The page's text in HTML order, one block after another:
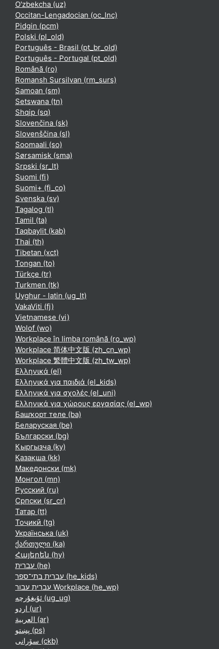
O'zbekcha ‎(uz)‎
Occitan-Lengadocian ‎(oc_lnc)‎
Pidgin ‎(pcm)‎
Polski ‎(pl_old)‎
Português - Brasil ‎(pt_br_old)‎
Português - Portugal ‎(pt_old)‎
Română ‎(ro)‎
Romansh Sursilvan ‎(rm_surs)‎
Samoan ‎(sm)‎
Setswana ‎(tn)‎
Shqip ‎(sq)‎
Slovenčina ‎(sk)‎
Slovenščina ‎(sl)‎
Soomaali ‎(so)‎
Sørsamisk ‎(sma)‎
Srpski ‎(sr_lt)‎
Suomi ‎(fi)‎
Suomi+ ‎(fi_co)‎
Svenska ‎(sv)‎
Tagalog ‎(tl)‎
Tamil ‎(ta)‎
Taqbaylit ‎(kab)‎
Thai ‎(th)‎
Tibetan ‎(xct)‎
Tongan ‎(to)‎
Türkçe ‎(tr)‎
Turkmen ‎(tk)‎
Uyghur - latin ‎(ug_lt)‎
VakaViti ‎(fj)‎
Vietnamese ‎(vi)‎
Wolof ‎(wo)‎
Workplace în limba română ‎(ro_wp)‎
Workplace 简体中文版 ‎(zh_cn_wp)‎
Workplace 繁體中文版 ‎(zh_tw_wp)‎
Ελληνικά ‎(el)‎
Ελληνικά για παιδιά ‎(el_kids)‎
Ελληνικά για σχολές ‎(el_uni)‎
Ελληνικά για χώρους εργασίας ‎(el_wp)‎
Башҡорт теле ‎(ba)‎
Беларуская ‎(be)‎
Български ‎(bg)‎
Кыргызча ‎(ky)‎
Қазақша ‎(kk)‎
Македонски ‎(mk)‎
Монгол ‎(mn)‎
Русский ‎(ru)‎
Српски ‎(sr_cr)‎
Татар ‎(tt)‎
Тоҷикӣ ‎(tg)‎
Українська ‎(uk)‎
ქართული ‎(ka)‎
Հայերեն ‎(hy)‎
עברית ‎(he)‎
עברית בתי־ספר ‎(he_kids)‎
עברית עבור Workplace ‎(he_wp)‎
ئۇيغۇرچە ‎(ug_ug)‎
اردو ‎(ur)‎
العربية ‎(ar)‎
پښتو ‎(ps)‎
سۆرانی ‎(ckb)‎